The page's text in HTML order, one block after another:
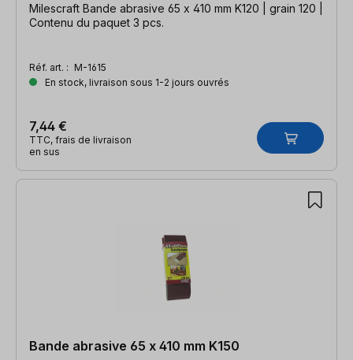
Milescraft Bande abrasive 65 x 410 mm K120 | grain 120 |
Contenu du paquet 3 pcs.
Réf. art. : M-1615
En stock, livraison sous 1-2 jours ouvrés
7,44 €
TTC, frais de livraison
en sus
Bande abrasive 65 x 410 mm K150